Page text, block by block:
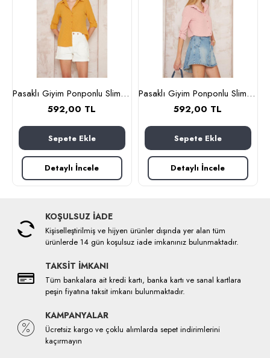
Pasaklı Giyim Ponponlu Slim Fit Uzun Kollu Gömlek 3621240 Hardal
592,00 TL
Sepete Ekle
Detaylı İncele
Pasaklı Giyim Ponponlu Slim Fit Uzun Kollu Gömlek 3621240 Pudra
592,00 TL
Sepete Ekle
Detaylı İncele
KOŞULSUZ İADE
Kişiselleştirilmiş ve hijyen ürünler dışında yer alan tüm
ürünlerde 14 gün koşulsuz iade imkanınız bulunmaktadır.
TAKSİT İMKANI
Tüm bankalara ait kredi kartı, banka kartı ve sanal kartlara
peşin fiyatına taksit imkanı bulunmaktadır.
KAMPANYALAR
Ücretsiz kargo ve çoklu alımlarda sepet indirimlerini
kaçırmayın